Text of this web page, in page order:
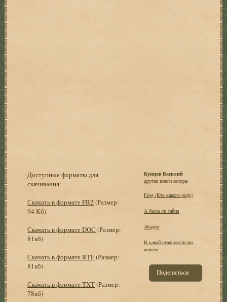
Доступные форматы для
скачивания:
Скачать в формате FB2 (Размер:
94 Кб)
Скачать в формате DOC (Размер:
81кб)
Скачать в формате RTF(Размер:
81кб)
Скачать в формате TXT(Размер:
78кб)
Купцов Василий
другие книги автора:
Frog (Кто какого роду)
А была ли тайна
Абадон
В какой реальности мы
живем
Поделиться